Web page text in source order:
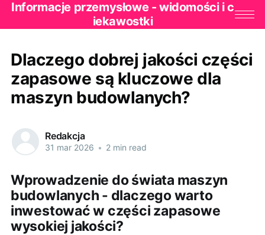
Informacje przemysłowe - widomości i c
iekawostki
Dlaczego dobrej jakości części
zapasowe są kluczowe dla
maszyn budowlanych?
Redakcja
31 mar 2026 • 2 min read
Wprowadzenie do świata maszyn
budowlanych - dlaczego warto
inwestować w części zapasowe
wysokiej jakości?